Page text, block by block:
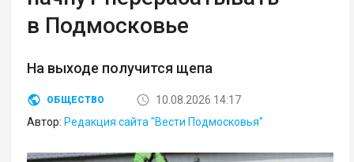
в Подмосковье
На выходе получится щепа
ОБЩЕСТВО
10.08.2026 14:17
Автор: Редакция сайта "Вести Подмосковья"